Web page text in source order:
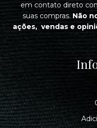
em contato direto
suas compras. Não
ações, vendas e